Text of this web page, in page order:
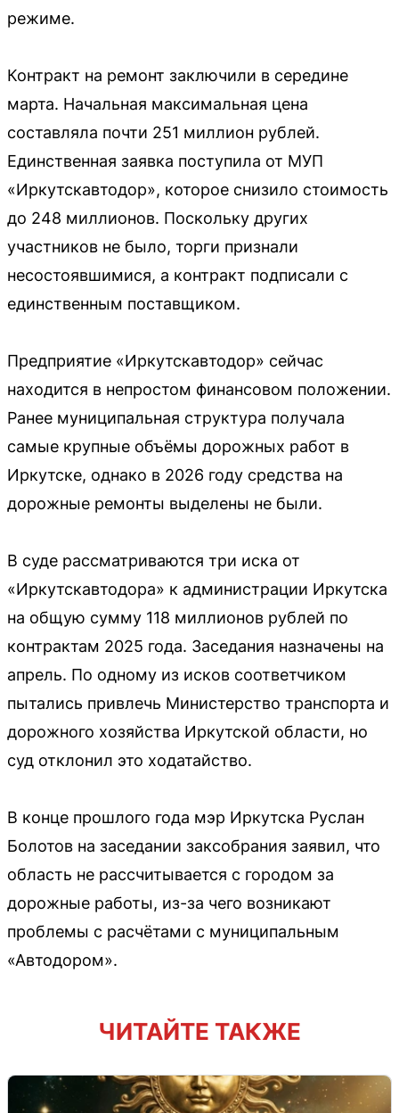
режиме.
Контракт на ремонт заключили в середине
марта. Начальная максимальная цена
составляла почти 251 миллион рублей.
Единственная заявка поступила от МУП
«Иркутскавтодор», которое снизило стоимость
до 248 миллионов. Поскольку других
участников не было, торги признали
несостоявшимися, а контракт подписали с
единственным поставщиком.
Предприятие «Иркутскавтодор» сейчас
находится в непростом финансовом положении.
Ранее муниципальная структура получала
самые крупные объёмы дорожных работ в
Иркутске, однако в 2026 году средства на
дорожные ремонты выделены не были.
В суде рассматриваются три иска от
«Иркутскавтодора» к администрации Иркутска
на общую сумму 118 миллионов рублей по
контрактам 2025 года. Заседания назначены на
апрель. По одному из исков соответчиком
пытались привлечь Министерство транспорта и
дорожного хозяйства Иркутской области, но
суд отклонил это ходатайство.
В конце прошлого года мэр Иркутска Руслан
Болотов на заседании заксобрания заявил, что
область не рассчитывается с городом за
дорожные работы, из-за чего возникают
проблемы с расчётами с муниципальным
«Автодором».
ЧИТАЙТЕ ТАКЖЕ